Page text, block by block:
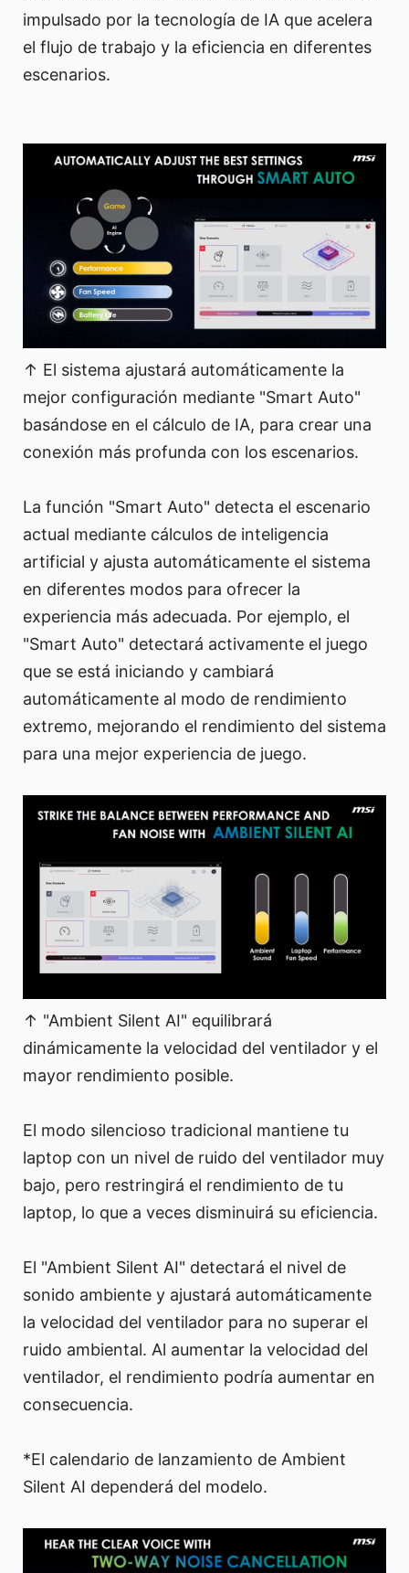
impulsado por la tecnología de IA que acelera
el flujo de trabajo y la eficiencia en diferentes
escenarios.
↑ El sistema ajustará automáticamente la
mejor configuración mediante "Smart Auto"
basándose en el cálculo de IA, para crear una
conexión más profunda con los escenarios.
La función "Smart Auto" detecta el escenario
actual mediante cálculos de inteligencia
artificial y ajusta automáticamente el sistema
en diferentes modos para ofrecer la
experiencia más adecuada. Por ejemplo, el
"Smart Auto" detectará activamente el juego
que se está iniciando y cambiará
automáticamente al modo de rendimiento
extremo, mejorando el rendimiento del sistema
para una mejor experiencia de juego.
↑ "Ambient Silent AI" equilibrará
dinámicamente la velocidad del ventilador y el
mayor rendimiento posible.
El modo silencioso tradicional mantiene tu
laptop con un nivel de ruido del ventilador muy
bajo, pero restringirá el rendimiento de tu
laptop, lo que a veces disminuirá su eficiencia.
El "Ambient Silent AI" detectará el nivel de
sonido ambiente y ajustará automáticamente
la velocidad del ventilador para no superar el
ruido ambiental. Al aumentar la velocidad del
ventilador, el rendimiento podría aumentar en
consecuencia.
*El calendario de lanzamiento de Ambient
Silent AI dependerá del modelo.